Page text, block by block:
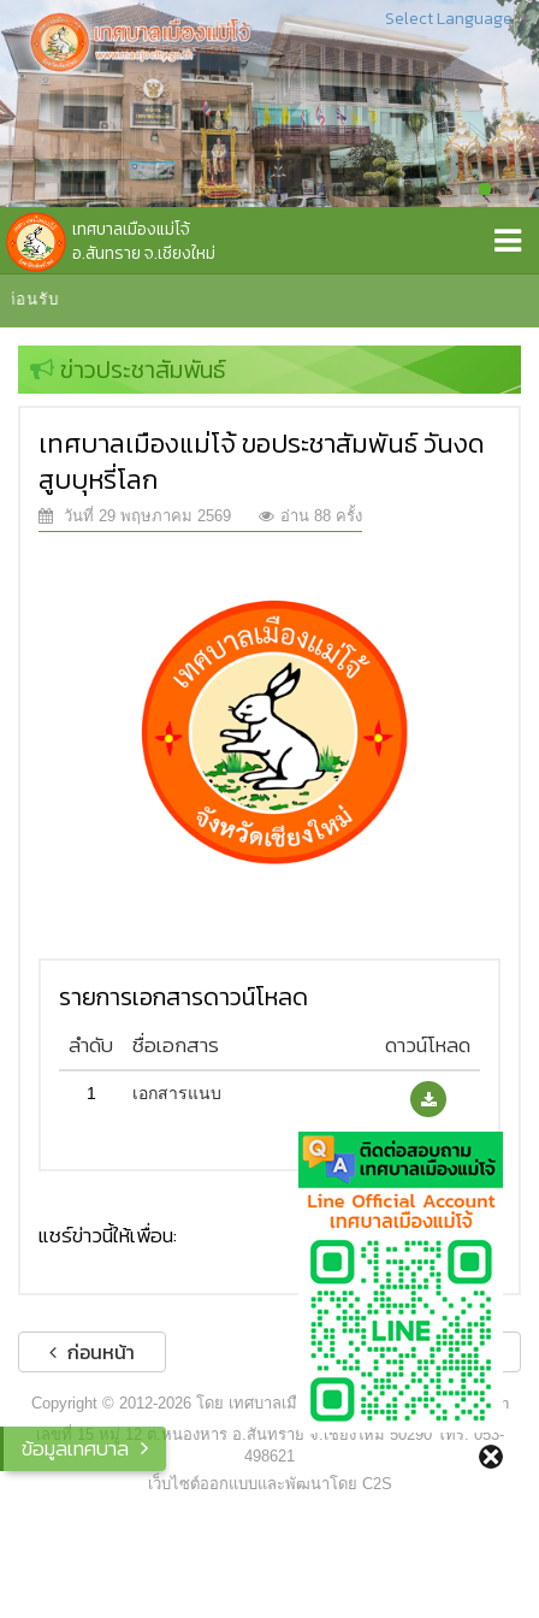
เทศบาลเมืองแม่โจ้
อ.สันทราย จ.เชียงใหม่
อนรับ
Select Language▼
ข้อมูลเทศบาล
ข่าวประชาสัมพันธ์
เทศบาลเมืองแม่โจ้ ขอประชาสัมพันธ์ วันงด
สูบบุหรี่โลก
วันที่ 29 พฤษภาคม 2569 อ่าน 88 ครั้ง
รายการเอกสารดาวน์โหลด
ลำดับ ชื่อเอกสาร ดาวน์โหลด
1 เอกสารแนบ
แชร์ข่าวนี้ให้เพื่อน:
ก่อนหน้า ถัดไป
Copyright © 2012-2026 โดย เทศบาลเมืองแม่โจ้ - www.maejocity.go.th
เลขที่ 15 หมู่ 12 ต.หนองหาร อ.สันทราย จ.เชียงใหม่ 50290 โทร. 053-
498621
เว็บไซต์ออกแบบและพัฒนาโดย C2S